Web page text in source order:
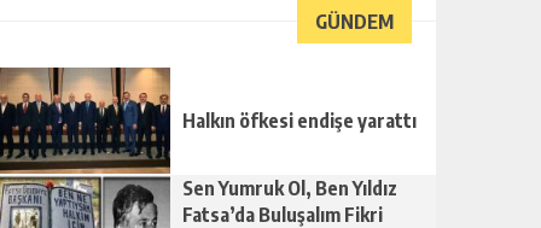
GÜNDEM
Halkın öfkesi endişe yarattı
Sen Yumruk Ol, Ben Yıldız
Fatsa’da Buluşalım Fikri